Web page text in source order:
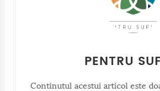
PENTRU
Continutul acestui articol este